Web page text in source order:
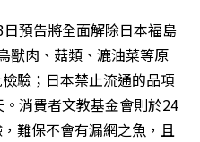
預告將全面解除日本福島
獸肉、菇類、漉油菜等原
驗；日本禁止流通的品項
消費者文教基金會則於24
難保不會有漏網之魚，且